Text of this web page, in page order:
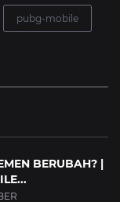
pubg-mobile
BERUBAH? |